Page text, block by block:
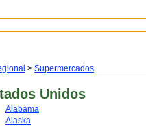
> Supermercados
Unidos
Alabama
Alaska